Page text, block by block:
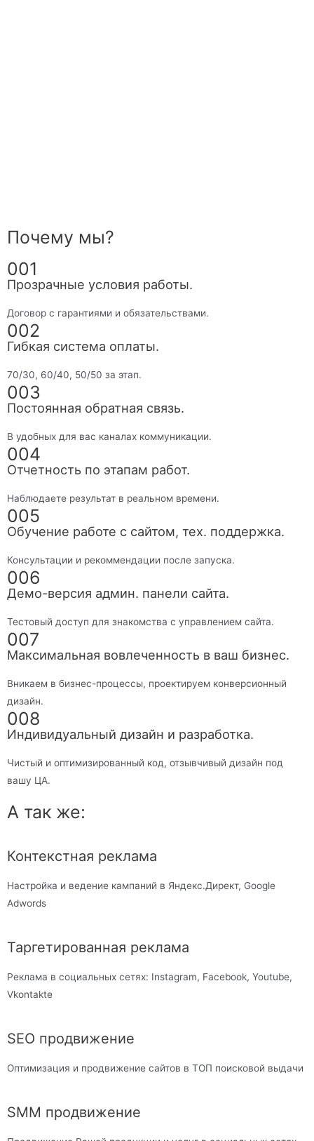
Почему мы?
001
Прозрачные условия работы.
Договор с гарантиями и обязательствами.
002
Гибкая система оплаты.
70/30, 60/40, 50/50 за этап.
003
Постоянная обратная связь.
В удобных для вас каналах коммуникации.
004
Отчетность по этапам работ.
Наблюдаете результат в реальном времени.
005
Обучение работе с сайтом, тех. поддержка.
Консультации и рекоммендации после запуска.
006
Демо-версия админ. панели сайта.
Тестовый доступ для знакомства с управлением сайта.
007
Максимальная вовлеченность в ваш бизнес.
Вникаем в бизнес-процессы, проектируем конверсионный
дизайн.
008
Индивидуальный дизайн и разработка.
Чистый и оптимизированный код, отзывчивый дизайн под
вашу ЦА.
А так же:
Контекстная реклама
Настройка и ведение кампаний в Яндекс.Директ, Google
Adwords
Таргетированная реклама
Реклама в социальных сетях: Instagram, Facebook, Youtube,
Vkontakte
SEO продвижение
Оптимизация и продвижение сайтов в ТОП поисковой выдачи
SMM продвижение